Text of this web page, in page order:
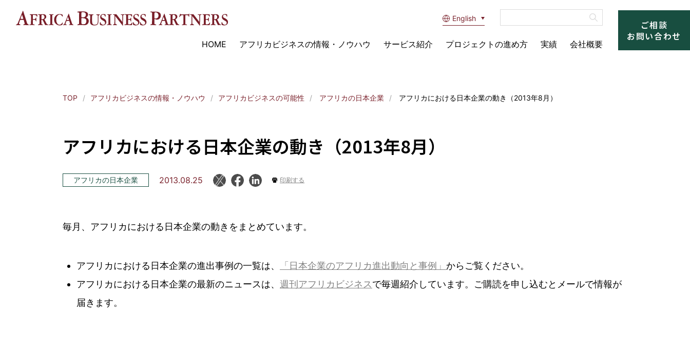
English
HOME アフリカビジネスの情報・ノウハウ サービス紹介 プロジェクトの進め方 実績 会社概要
ご相談
お問い合わせ
TOP アフリカビジネスの情報・ノウハウ アフリカビジネスの可能性 アフリカの日本企業 アフリカにおける日本企業の動き（2013年8月）
アフリカにおける日本企業の動き（2013年8月）
アフリカの日本企業 2013.08.25 印刷する
毎月、アフリカにおける日本企業の動きをまとめています。
アフリカにおける日本企業の進出事例の一覧は、 「日本企業のアフリカ進出動向と事例」 からご覧ください。
アフリカにおける日本企業の最新のニュースは、 週刊アフリカビジネスで毎週紹介しています。ご購読を申し込むとメールで情報が
届きます。